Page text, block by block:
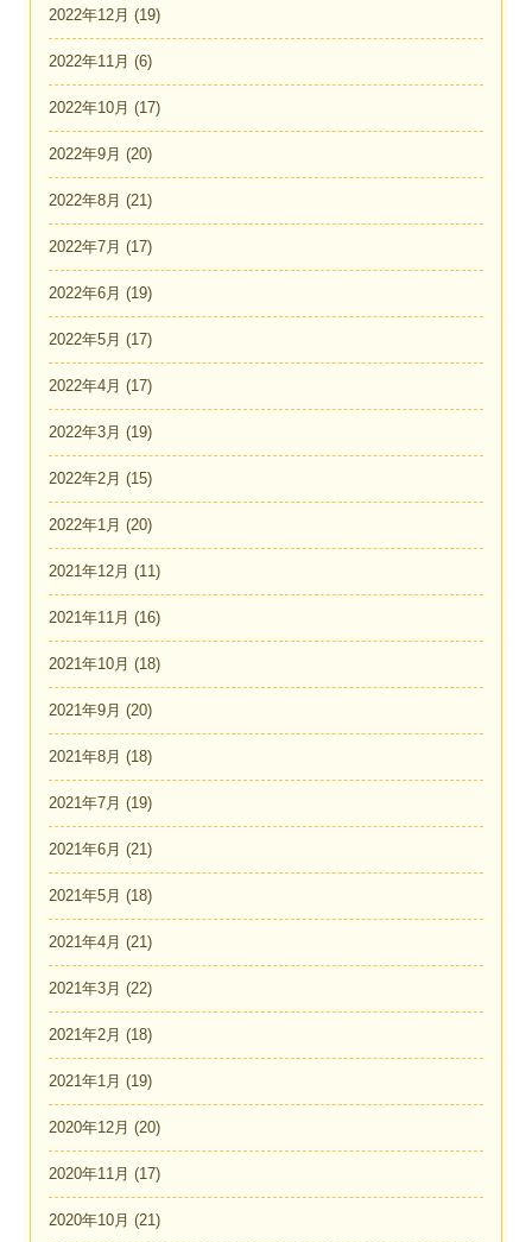
2022年12月 (19)
2022年11月 (6)
2022年10月 (17)
2022年9月 (20)
2022年8月 (21)
2022年7月 (17)
2022年6月 (19)
2022年5月 (17)
2022年4月 (17)
2022年3月 (19)
2022年2月 (15)
2022年1月 (20)
2021年12月 (11)
2021年11月 (16)
2021年10月 (18)
2021年9月 (20)
2021年8月 (18)
2021年7月 (19)
2021年6月 (21)
2021年5月 (18)
2021年4月 (21)
2021年3月 (22)
2021年2月 (18)
2021年1月 (19)
2020年12月 (20)
2020年11月 (17)
2020年10月 (21)